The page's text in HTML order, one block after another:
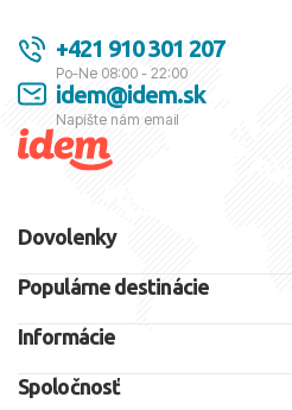
+421 910 301 207
Po-Ne 08:00 - 22:00
idem@idem.sk
Napíšte nám email
Dovolenky
Populárne destinácie
Informácie
Spoločnosť